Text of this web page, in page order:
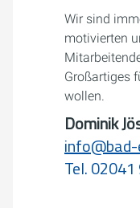
Wir sind
motivierten
Großartiges
wollen.
Dominik
Tel.